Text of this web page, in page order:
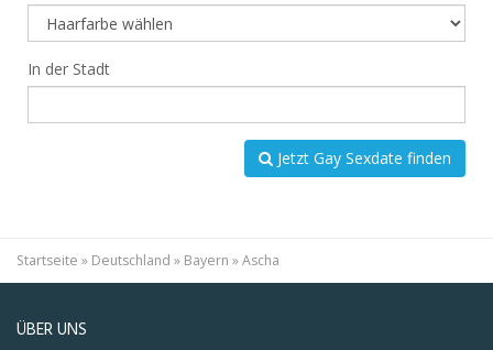
In der Stadt
Jetzt Gay Sexdate finden
Startseite » Deutschland » Bayern »Ascha
ÜBER UNS